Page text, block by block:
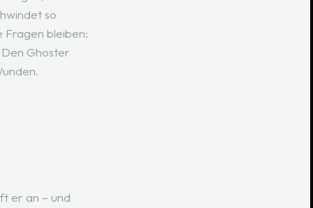
so
Fragen bleiben:
Ghoster
er an – und